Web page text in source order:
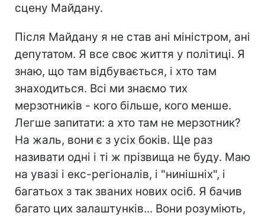
сцену Майдану.
Після Майдану я не став ані міністром, ані
депутатом. Я все своє життя у політиці. Я
знаю, що там відбувається, і хто там
знаходиться. Всі ми знаємо тих
мерзотників - кого більше, кого менше.
Легше запитати: а хто там не мерзотник?
На жаль, вони є з усіх боків. Ще раз
називати одні і ті ж прізвища не буду. Маю
на увазі і екс-регіоналів, і "нинішніх", і
багатьох з так званих нових осіб. Я бачив
багато цих залаштунків... Вони розуміють,